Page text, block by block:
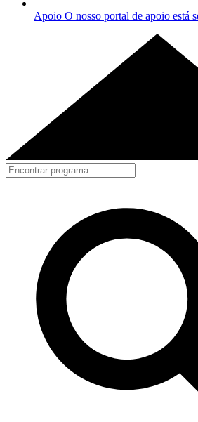
Apoio O nosso portal de apoio está